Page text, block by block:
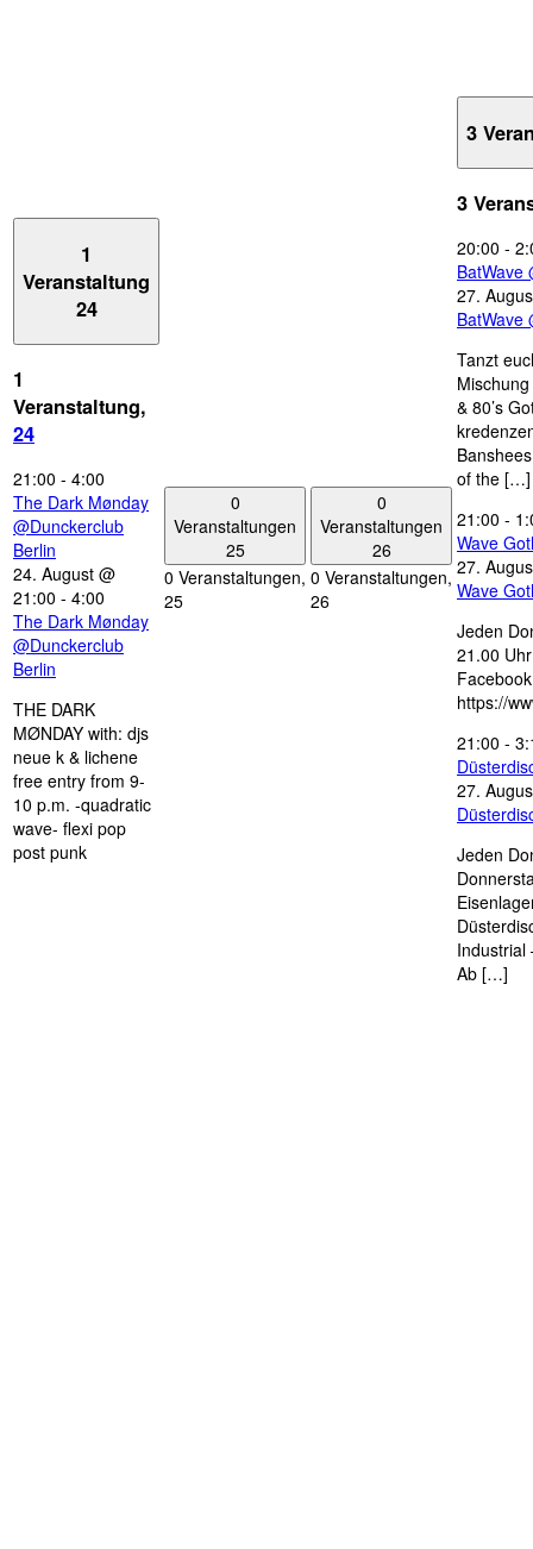
1
Veranstaltung
24
1
Veranstaltung,
24
21:00 - 4:00
The Dark Mønday
@Dunckerclub
Berlin
24. August @
21:00 - 4:00
The Dark Mønday
@Dunckerclub
Berlin
THE DARK
MØNDAY with: djs
neue k & lichene
free entry from 9-
10 p.m. -quadratic
wave- flexi pop
post punk
0
Veranstaltungen
25
0 Veranstaltungen,
25
0
Veranstaltungen
26
0 Veranstaltungen,
26
3
3
20:00 -
BatWave
27.
BatWave
Tanzt
& 80’s
of the […]
21:00 -
Wave
27.
Wave
Jeden
21.00
https://
21:00 -
27.
Jeden
Industrial
Ab […]